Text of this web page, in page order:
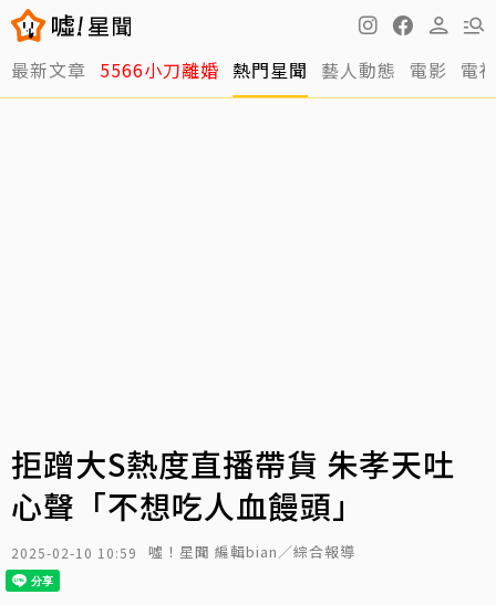
最新文章 5566小刀離婚 熱門星聞 藝人動態 電影 電
拒蹭大S熱度直播帶貨 朱孝天吐
心聲「不想吃人血饅頭」
2025-02-10 10:59 噓！星聞 編輯bian／綜合報導